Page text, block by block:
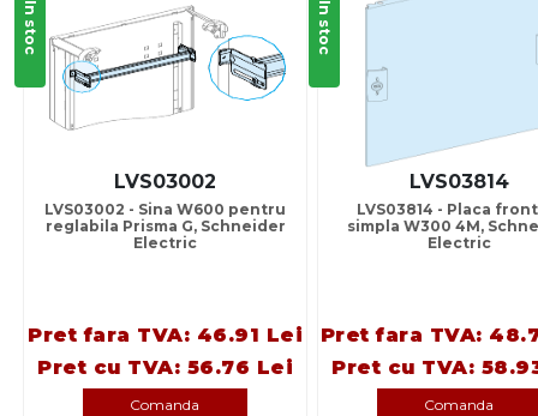
In stoc
LVS03002
LVS03002 - Sina W600 pentru
reglabila Prisma G, Schneider
Electric
Pret fara TVA: 46.91 Lei
Pret cu TVA: 56.76 Lei
Comanda
In stoc
LVS03814
LVS03814 - Placa
simpla W300 4M,
Electric
Pret fara TVA:
Pret cu TVA:
Comanda